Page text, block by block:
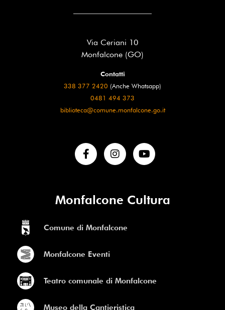
Via Ceriani 10
Monfalcone (GO)
Contatti
338 377 2420 (Anche Whatsapp)
0481 494 373
biblioteca@comune.monfalcone.go.it
Monfalcone Cultura
Comune di Monfalcone
Monfalcone Eventi
Teatro comunale di Monfalcone
Museo della Cantieristica